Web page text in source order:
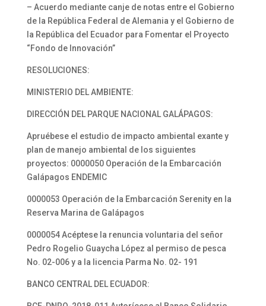
– Acuerdo mediante canje de notas entre el Gobierno
de la República Federal de Alemania y el Gobierno de
la República del Ecuador para Fomentar el Proyecto
“Fondo de Innovación”
RESOLUCIONES:
MINISTERIO DEL AMBIENTE:
DIRECCIÓN DEL PARQUE NACIONAL GALÁPAGOS:
Apruébese el estudio de impacto ambiental exante y
plan de manejo ambiental de los siguientes
proyectos: 0000050 Operación de la Embarcación
Galápagos ENDEMIC
0000053 Operación de la Embarcación Serenity en la
Reserva Marina de Galápagos
0000054 Acéptese la renuncia voluntaria del señor
Pedro Rogelio Guaycha López al permiso de pesca
No. 02-006 y a la licencia Parma No. 02- 191
BANCO CENTRAL DEL ECUADOR: